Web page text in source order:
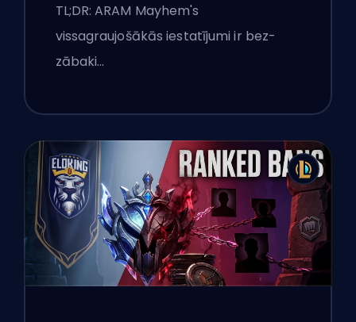
TL;DR: ARAM Mayhem's
vissagraujošākās iestatījumi ir bez-
zābaki…